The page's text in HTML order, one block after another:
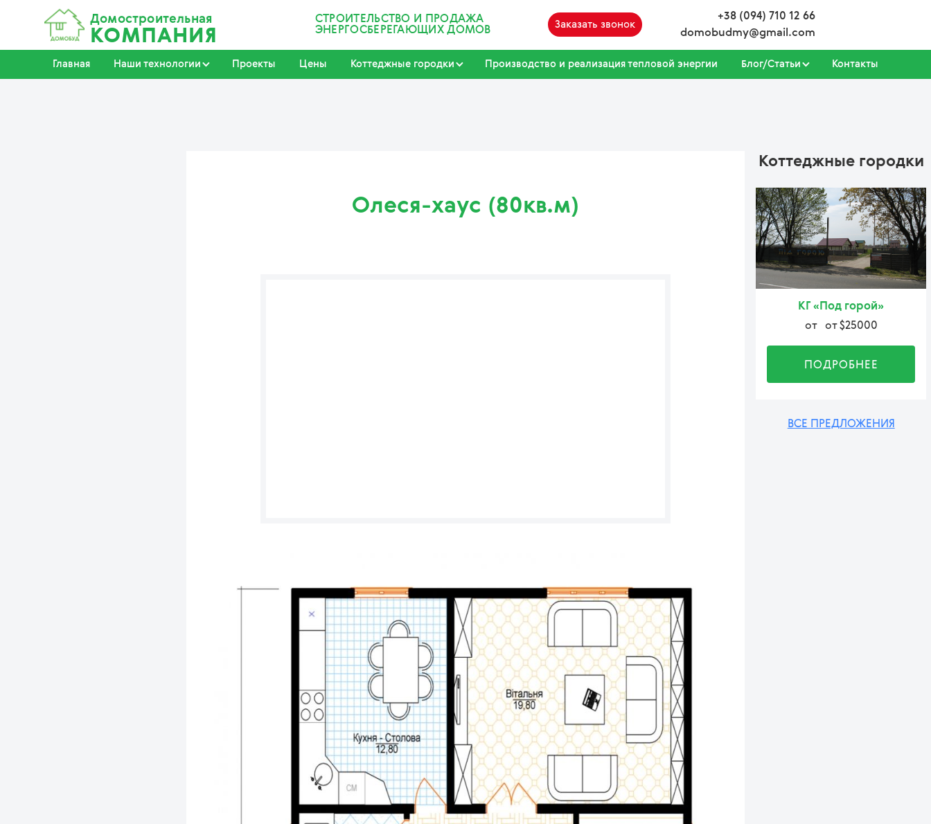
Домостроительная
КОМПАНИЯ
СТРОИТЕЛЬСТВО И ПРОДАЖА
ЭНЕРГОСБЕРЕГАЮЩИХ ДОМОВ
Заказать звонок
+38 (094) 710 12 66
domobudmy@gmail.com
Главная Наши технологии Проекты Цены Коттеджные городки Производство и реализация тепловой энергии Блог/Статьи Контакты
Олеся-хаус (80кв.м)
Коттеджные городки
КГ «Под горой»
от
от $25000
ПОДРОБНЕЕ
ВСЕ ПРЕДЛОЖЕНИЯ